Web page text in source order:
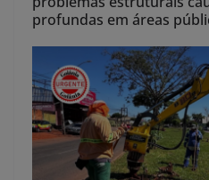
profundas em áreas